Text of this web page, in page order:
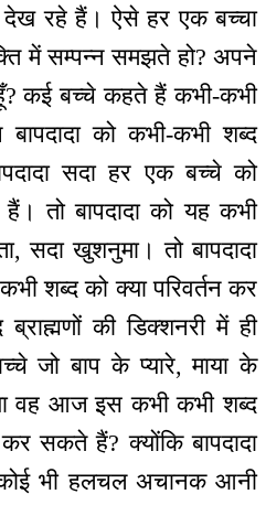
रहे हैं। ऐसे हर एक बच्चा
में सम्पन्न समझते हो? अपने
कई बच्चे कहते हैं कभी-कभी
को कभी-कभी शब्द
सदा हर एक बच्चे को
तो बापदादा को यह कभी
सदा खुशनुमा। तो बापदादा
शब्द को क्या परिवर्तन कर
की डिक्शनरी में ही
जो बाप के प्यारे, माया के
वह आज इस कभी कभी शब्द
सकते हैं? क्योंकि बापदादा
भी हलचल अचानक आनी